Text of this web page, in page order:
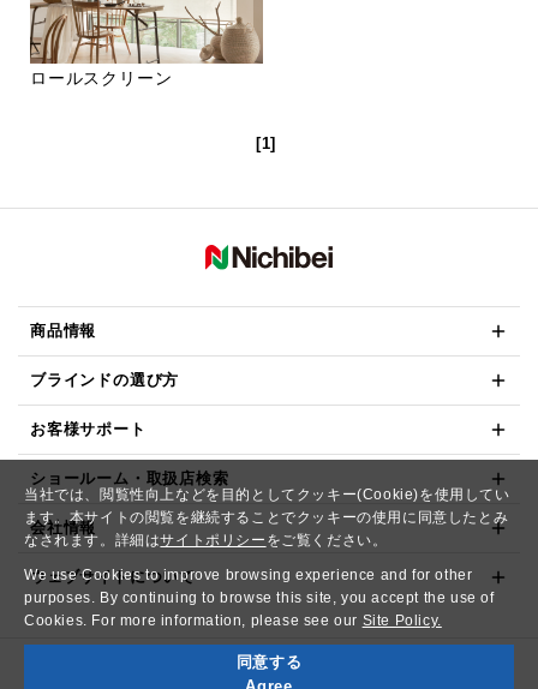
当社では、閲覧性向上などを目的としてクッキー(Cookie)を使用してい
ます。本サイトの閲覧を継続することでクッキーの使用に同意したとみ
なされます。詳細はサイトポリシー をご覧ください。
We use Cookies to improve browsing experience and for other
purposes. By continuing to browse this site, you accept the use of
Cookies. For more information, please see our Site Policy.
同意する
ロールスクリーン
[1]
商品情報
ブラインドの選び方
お客様サポート
ショールーム・取扱店検索
会社情報
ウェブサイトについて
Copyright© NICHIBEI CO.,LTD. All Rights Reserved.